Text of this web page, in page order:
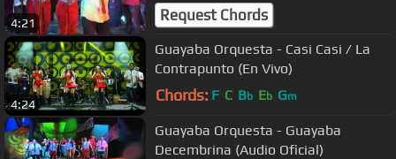
4:21 Request Chords
4:24
Guayaba Orquesta - Casi Casi / La
Contrapunto (En Vivo)
Chords: F C Bb Eb Gm
Guayaba Orquesta - Guayaba
Decembrina (Audio Oficial)